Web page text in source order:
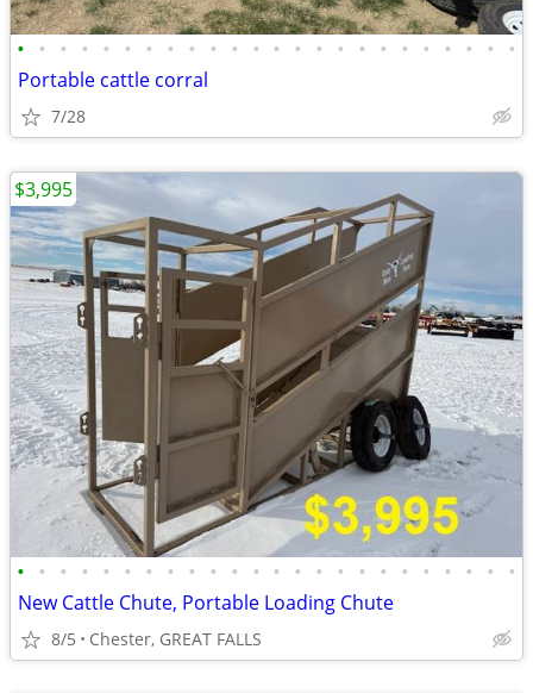
• • • • • • • • • • • • • • • • • • • • • • • •
Portable cattle corral
7/28
• • • • • • • • • • • • • • • • • • • • • • • •
New Cattle Chute, Portable Loading Chute
8/5 Chester, GREAT FALLS
$3,995